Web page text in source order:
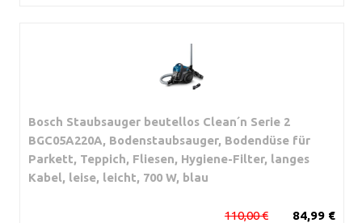
Bosch Staubsauger beutellos Clean´n Serie 2
BGC05A220A, Bodenstaubsauger, Bodendüse für
Parkett, Teppich, Fliesen, Hygiene-Filter, langes
Kabel, leise, leicht, 700 W, blau
84,99 €
110,00 €